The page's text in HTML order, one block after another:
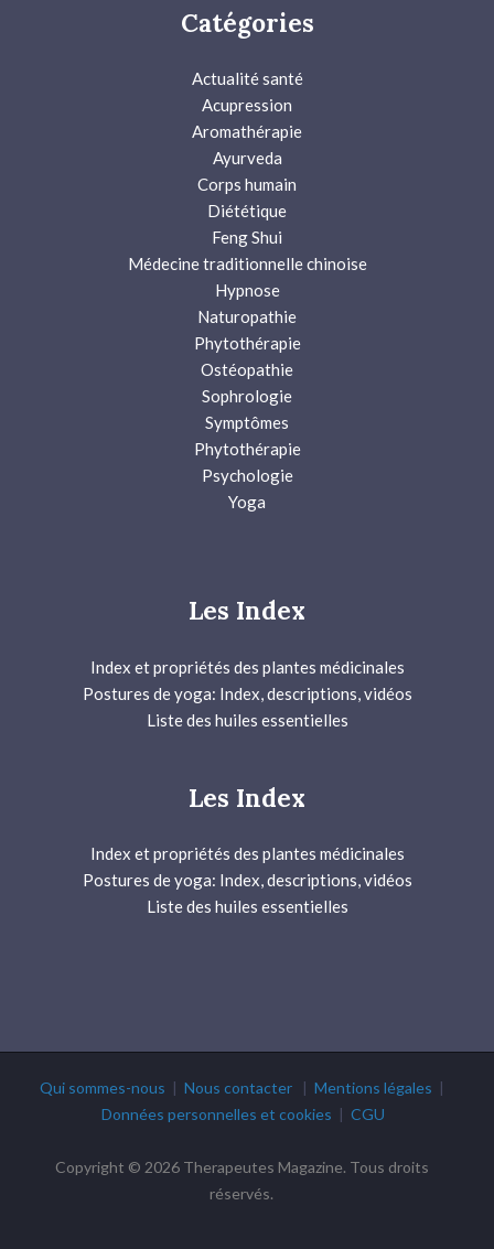
Catégories
Actualité santé
Acupression
Aromathérapie
Ayurveda
Corps humain
Diététique
Feng Shui
Médecine traditionnelle chinoise
Hypnose
Naturopathie
Phytothérapie
Ostéopathie
Sophrologie
Symptômes
Phytothérapie
Psychologie
Yoga
Les Index
Index et propriétés des plantes médicinales
Postures de yoga: Index, descriptions, vidéos
Liste des huiles essentielles
Les Index
Index et propriétés des plantes médicinales
Postures de yoga: Index, descriptions, vidéos
Liste des huiles essentielles
Qui sommes-nous | Nous contacter| Mentions légales |
Données personnelles et cookies | CGU
Copyright © 2026 Therapeutes Magazine. Tous droits
réservés.